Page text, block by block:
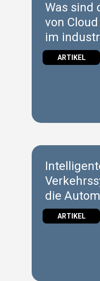
Was sind
von
im
Umfeld?
ARTIKEL
die
den Rand
ARTIKEL